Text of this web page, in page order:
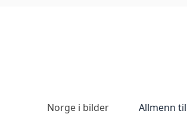
Norge i bilder Allmenn